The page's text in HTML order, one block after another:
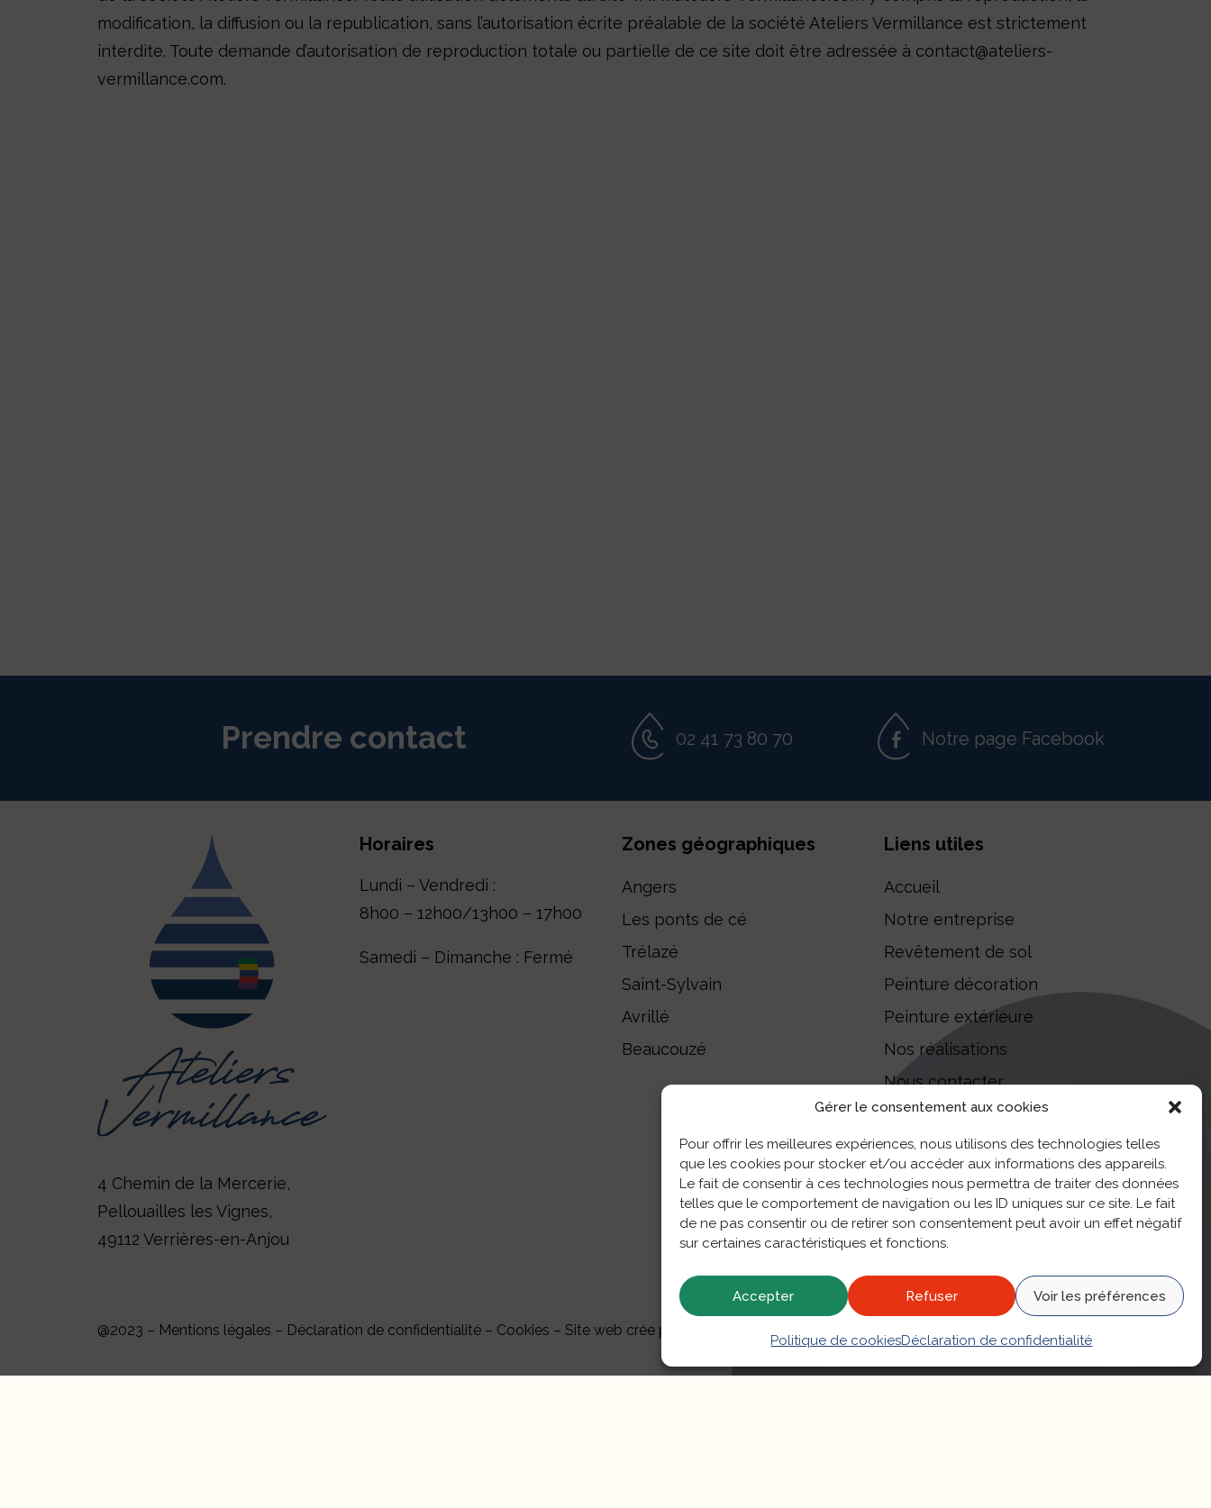
Gérer le consentement aux cookies
Pour offrir les meilleures expériences, nous utilisons des technologies telles
que les cookies pour stocker et/ou accéder aux informations des appareils.
Le fait de consentir à ces technologies nous permettra de traiter des données
telles que le comportement de navigation ou les ID uniques sur ce site. Le fait
de ne pas consentir ou de retirer son consentement peut avoir un effet négatif
sur certaines caractéristiques et fonctions.
Accepter Refuser Voir les préférences
Politique de cookiesDéclaration de confidentialité
modification, la diffusion ou la republication, sans l’autorisation écrite préalable de la société Ateliers Vermillance est strictement
interdite. Toute demande d’autorisation de reproduction totale ou partielle de ce site doit être adressée à contact@ateliers-
vermillance.com.
Prendre contact 02 41 73 80 70 Notre page Facebook
4 Chemin de la Mercerie,
Pellouailles les Vignes,
49112 Verrières-en-Anjou
Horaires
Lundi – Vendredi :
8h00 – 12h00/13h00 – 17h00
Samedi – Dimanche : Fermé
Zones géographiques
Angers
Les ponts de cé
Trélazé
Saint-Sylvain
Avrillé
Beaucouzé
Liens utiles
Accueil
Notre entreprise
Revêtement de sol
Peinture décoration
Peinture extérieure
Nos réalisations
Nous contacter
@2023 – Mentions légales – Déclaration de confidentialité – Cookies – Site web crée par